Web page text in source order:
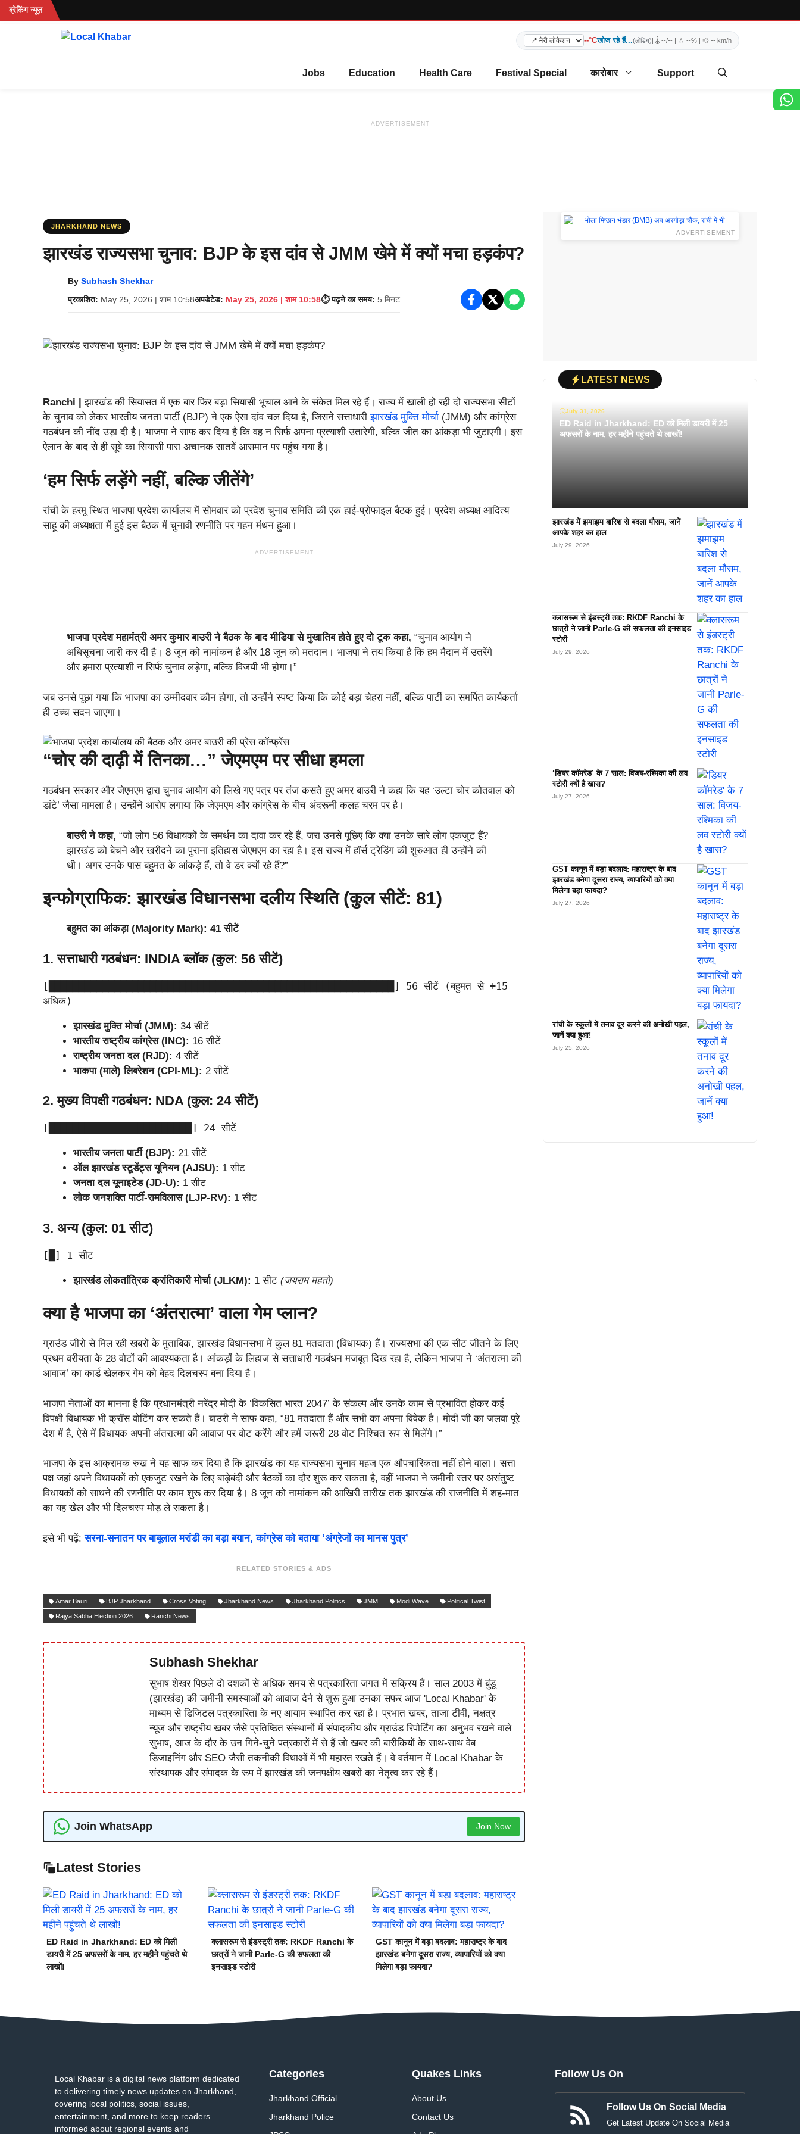
Skip
to
ब्रेकिंग न्यूज़
--°Cखोज रहे हैं...(लोडिंग)| 🌡️ --/-- | 💧 --% | 💨 -- km/h
Jobs Education Health Care Festival Special कारोबार Support
ADVERTISEMENT
JHARKHAND NEWS
झारखंड राज्यसभा चुनाव: BJP के इस दांव से JMM खेमे में क्यों मचा हड़कंप?
By Subhash Shekhar
प्रकाशित: May 25, 2026 | शाम 10:58अपडेटेड: May 25, 2026 | शाम 10:58⏱️ पढ़ने का समय: 5 मिनट
Ranchi | झारखंड की सियासत में एक बार फिर बड़ा सियासी भूचाल आने के संकेत मिल रहे हैं। राज्य में खाली हो रही दो राज्यसभा सीटों
के चुनाव को लेकर भारतीय जनता पार्टी (BJP) ने एक ऐसा दांव चल दिया है, जिसने सत्ताधारीझारखंड मुक्ति मोर्चा (JMM) और कांग्रेस
गठबंधन की नींद उड़ा दी है। भाजपा ने साफ कर दिया है कि वह न सिर्फ अपना प्रत्याशी उतारेगी, बल्कि जीत का आंकड़ा भी जुटाएगी। इस
ऐलान के बाद से ही सूबे का सियासी पारा अचानक सातवें आसमान पर पहुंच गया है।
‘हम सिर्फ लड़ेंगे नहीं, बल्कि जीतेंगे’
रांची के हरमू स्थित भाजपा प्रदेश कार्यालय में सोमवार को प्रदेश चुनाव समिति की एक हाई-प्रोफाइल बैठक हुई। प्रदेश अध्यक्ष आदित्य
साहू की अध्यक्षता में हुई इस बैठक में चुनावी रणनीति पर गहन मंथन हुआ।
ADVERTISEMENT
भाजपा प्रदेश महामंत्री अमर कुमार बाउरी ने बैठक के बाद मीडिया से मुखातिब होते हुए दो टूक कहा, “चुनाव आयोग ने
अधिसूचना जारी कर दी है। 8 जून को नामांकन है और 18 जून को मतदान। भाजपा ने तय किया है कि हम मैदान में उतरेंगे
और हमारा प्रत्याशी न सिर्फ चुनाव लड़ेगा, बल्कि विजयी भी होगा।”
जब उनसे पूछा गया कि भाजपा का उम्मीदवार कौन होगा, तो उन्होंने स्पष्ट किया कि कोई बड़ा चेहरा नहीं, बल्कि पार्टी का समर्पित कार्यकर्ता
ही उच्च सदन जाएगा।
“चोर की दाढ़ी में तिनका…” जेएमएम पर सीधा हमला
गठबंधन सरकार और जेएमएम द्वारा चुनाव आयोग को लिखे गए पत्र पर तंज कसते हुए अमर बाउरी ने कहा कि यह ‘उल्टा चोर कोतवाल को
डांटे’ जैसा मामला है। उन्होंने आरोप लगाया कि जेएमएम और कांग्रेस के बीच अंदरूनी कलह चरम पर है।
बाउरी ने कहा, “जो लोग 56 विधायकों के समर्थन का दावा कर रहे हैं, जरा उनसे पूछिए कि क्या उनके सारे लोग एकजुट हैं?
झारखंड को बेचने और खरीदने का पुराना इतिहास जेएमएम का रहा है। इस राज्य में हॉर्स ट्रेडिंग की शुरुआत ही उन्होंने की
थी। अगर उनके पास बहुमत के आंकड़े हैं, तो वे डर क्यों रहे हैं?”
इन्फोग्राफिक: झारखंड विधानसभा दलीय स्थिति (कुल सीटें: 81)
बहुमत का आंकड़ा (Majority Mark): 41 सीटें
1. सत्ताधारी गठबंधन: INDIA ब्लॉक (कुल: 56 सीटें)
[██████████████████████████████████████████████████████████] 56 सीटें (बहुमत से +15
झारखंड मुक्ति मोर्चा (JMM): 34 सीटें
भारतीय राष्ट्रीय कांग्रेस (INC): 16 सीटें
राष्ट्रीय जनता दल (RJD): 4 सीटें
भाकपा (माले) लिबरेशन (CPI-ML): 2 सीटें
2. मुख्य विपक्षी गठबंधन: NDA (कुल: 24 सीटें)
भारतीय जनता पार्टी (BJP): 21 सीटें
ऑल झारखंड स्टूडेंट्स यूनियन (AJSU): 1 सीट
जनता दल यूनाइटेड (JD-U): 1 सीट
लोक जनशक्ति पार्टी-रामविलास (LJP-RV): 1 सीट
3. अन्य (कुल: 01 सीट)
झारखंड लोकतांत्रिक क्रांतिकारी मोर्चा (JLKM): 1 सीट (जयराम महतो)
क्या है भाजपा का ‘अंतरात्मा’ वाला गेम प्लान?
ग्राउंड जीरो से मिल रही खबरों के मुताबिक, झारखंड विधानसभा में कुल 81 मतदाता (विधायक) हैं। राज्यसभा की एक सीट जीतने के लिए
प्रथम वरीयता के 28 वोटों की आवश्यकता है। आंकड़ों के लिहाज से सत्ताधारी गठबंधन मजबूत दिख रहा है, लेकिन भाजपा ने ‘अंतरात्मा की
आवाज’ का कार्ड खेलकर गेम को बेहद दिलचस्प बना दिया है।
भाजपा नेताओं का मानना है कि प्रधानमंत्री नरेंद्र मोदी के ‘विकसित भारत 2047’ के संकल्प और उनके काम से प्रभावित होकर कई
विपक्षी विधायक भी क्रॉस वोटिंग कर सकते हैं। बाउरी ने साफ कहा, “81 मतदाता हैं और सभी का अपना विवेक है। मोदी जी का जलवा पूरे
देश में है, ऐसे में विधायक अपनी अंतरात्मा की आवाज पर वोट करेंगे और हमें जरूरी 28 वोट निश्चित रूप से मिलेंगे।”
भाजपा के इस आक्रामक रुख ने यह साफ कर दिया है कि झारखंड का यह राज्यसभा चुनाव महज एक औपचारिकता नहीं होने वाला। सत्ता
पक्ष जहां अपने विधायकों को एकजुट रखने के लिए बाड़ेबंदी और बैठकों का दौर शुरू कर सकता है, वहीं भाजपा ने जमीनी स्तर पर असंतुष्ट
विधायकों को साधने की रणनीति पर काम शुरू कर दिया है। 8 जून को नामांकन की आखिरी तारीख तक झारखंड की राजनीति में शह-मात
का यह खेल और भी दिलचस्प मोड़ ले सकता है।
इसे भी पढ़ें:सरना-सनातन पर बाबूलाल मरांडी का बड़ा बयान, कांग्रेस को बताया ‘अंग्रेजों का मानस पुत्र’
RELATED STORIES & ADS
Amar Bauri BJP Jharkhand Cross Voting Jharkhand News Jharkhand Politics JMM Modi Wave Political Twist
Rajya Sabha Election 2026 Ranchi News
Subhash Shekhar
सुभाष शेखर पिछले दो दशकों से अधिक समय से पत्रकारिता जगत में सक्रिय हैं। साल 2003 में बुंडू
(झारखंड) की जमीनी समस्याओं को आवाज देने से शुरू हुआ उनका सफर आज 'Local Khabar' के
माध्यम से डिजिटल पत्रकारिता के नए आयाम स्थापित कर रहा है। प्रभात खबर, ताजा टीवी, नक्षत्र
न्यूज और राष्ट्रीय खबर जैसे प्रतिष्ठित संस्थानों में संपादकीय और ग्राउंड रिपोर्टिंग का अनुभव रखने वाले
सुभाष, आज के दौर के उन गिने-चुने पत्रकारों में से हैं जो खबर की बारीकियों के साथ-साथ वेब
डिजाइनिंग और SEO जैसी तकनीकी विधाओं में भी महारत रखते हैं। वे वर्तमान में Local Khabar के
संस्थापक और संपादक के रूप में झारखंड की जनपक्षीय खबरों का नेतृत्व कर रहे हैं।
Join WhatsApp Join Now
Latest Stories
ED Raid in Jharkhand: ED को मिली
डायरी में 25 अफसरों के नाम, हर महीने पहुंचते थे
लाखों!
क्लासरूम से इंडस्ट्री तक: RKDF Ranchi के
छात्रों ने जानी Parle-G की सफलता की
इनसाइड स्टोरी
GST कानून में बड़ा बदलाव: महाराष्ट्र के बाद
झारखंड बनेगा दूसरा राज्य, व्यापारियों को क्या
मिलेगा बड़ा फायदा?
ADVERTISEMENT
LATEST NEWS
July 31, 2026
ED Raid in Jharkhand: ED को मिली डायरी में 25
अफसरों के नाम, हर महीने पहुंचते थे लाखों!
झारखंड में झमाझम बारिश से बदला मौसम, जानें
आपके शहर का हाल
July 29, 2026
क्लासरूम से इंडस्ट्री तक: RKDF Ranchi के
छात्रों ने जानी Parle-G की सफलता की इनसाइड
स्टोरी
July 29, 2026
‘डियर कॉमरेड’ के 7 साल: विजय-रश्मिका की लव
स्टोरी क्यों है खास?
July 27, 2026
GST कानून में बड़ा बदलाव: महाराष्ट्र के बाद
झारखंड बनेगा दूसरा राज्य, व्यापारियों को क्या
मिलेगा बड़ा फायदा?
July 27, 2026
रांची के स्कूलों में तनाव दूर करने की अनोखी पहल,
जानें क्या हुआ!
July 25, 2026
Local Khabar is a digital news platform dedicated
to delivering timely news updates on Jharkhand,
covering local politics, social issues,
entertainment, and more to keep readers
informed about regional events and
Categories
Jharkhand Official
Jharkhand Police
Quakes Links
About Us
Contact Us
Follow Us On
Follow Us On Social Media
Get Latest Update On Social Media